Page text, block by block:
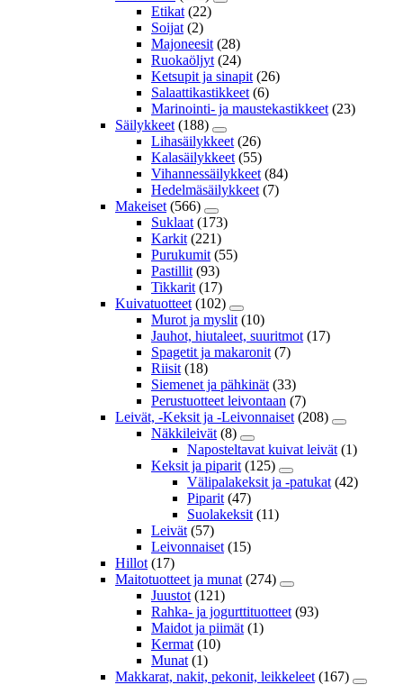
Etikat (22)
Soijat (2)
Majoneesit (28)
Ruokaöljyt (24)
Ketsupit ja sinapit (26)
Salaattikastikkeet (6)
Marinointi- ja maustekastikkeet (23)
Säilykkeet (188)
Lihasäilykkeet (26)
Kalasäilykkeet (55)
Vihannessäilykkeet (84)
Hedelmäsäilykkeet (7)
Makeiset (566)
Suklaat (173)
Karkit (221)
Purukumit (55)
Pastillit (93)
Tikkarit (17)
Kuivatuotteet (102)
Murot ja myslit (10)
Jauhot, hiutaleet, suuritmot (17)
Spagetit ja makaronit (7)
Riisit (18)
Siemenet ja pähkinät (33)
Perustuotteet leivontaan (7)
Leivät, -Keksit ja -Leivonnaiset (208)
Näkkileivät (8)
Naposteltavat kuivat leivät (1)
Keksit ja piparit (125)
Välipalakeksit ja -patukat (42)
Piparit (47)
Suolakeksit (11)
Leivät (57)
Leivonnaiset (15)
Hillot (17)
Maitotuotteet ja munat (274)
Juustot (121)
Rahka- ja jogurttituotteet (93)
Maidot ja piimät (1)
Kermat (10)
Munat (1)
Makkarat, nakit, pekonit, leikkeleet (167)